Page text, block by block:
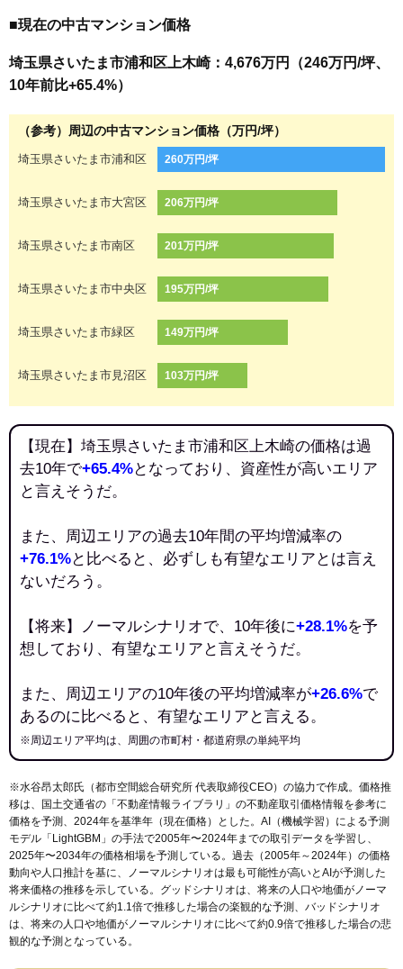
■現在の中古マンション価格
埼玉県さいたま市浦和区上木崎：4,676万円（246万円/坪、
10年前比+65.4%）
（参考）周辺の中古マンション価格（万円/坪）
埼玉県さいたま市浦和区 260万円/坪
埼玉県さいたま市大宮区 206万円/坪
埼玉県さいたま市南区 201万円/坪
埼玉県さいたま市中央区 195万円/坪
埼玉県さいたま市緑区 149万円/坪
埼玉県さいたま市見沼区 103万円/坪
【現在】埼玉県さいたま市浦和区上木崎の価格は過
去10年で+65.4%となっており、資産性が高いエリア
と言えそうだ。
また、周辺エリアの過去10年間の平均増減率の
+76.1%と比べると、必ずしも有望なエリアとは言え
ないだろう。
【将来】ノーマルシナリオで、10年後に+28.1%を予
想しており、有望なエリアと言えそうだ。
また、周辺エリアの10年後の平均増減率が+26.6%で
あるのに比べると、有望なエリアと言える。
※周辺エリア平均は、周囲の市町村・都道府県の単純平均
※水谷昂太郎氏（都市空間総合研究所 代表取締役CEO）の協力で作成。価格推
移は、国土交通省の「 不動産情報ライブラリ 」の不動産取引価格情報を参考に
価格を予測、2024年を基準年（現在価格）とした。AI（機械学習）による予測
モデル「LightGBM」の手法で2005年〜2024年までの取引データを学習し、
2025年〜2034年の価格相場を予測している。過去（2005年～2024年）の価格
動向や人口推計を基に、ノーマルシナリオは最も可能性が高いとAIが予測した
将来価格の推移を示している。グッドシナリオは、将来の人口や地価がノーマ
ルシナリオに比べて約1.1倍で推移した場合の楽観的な予測、バッドシナリオ
は、将来の人口や地価がノーマルシナリオに比べて約0.9倍で推移した場合の悲
観的な予測となっている。